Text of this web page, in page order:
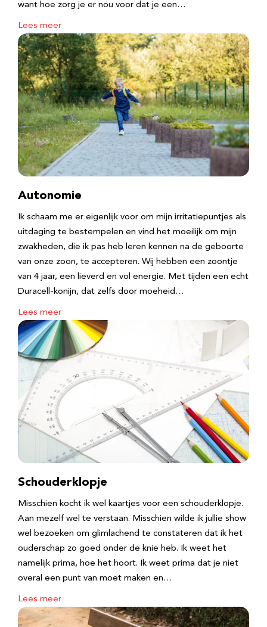
want hoe zorg je er nou voor dat je een…
Lees meer
Autonomie
Ik schaam me er eigenlijk voor om mijn irritatiepuntjes als
uitdaging te bestempelen en vind het moeilijk om mijn
zwakheden, die ik pas heb leren kennen na de geboorte
van onze zoon, te accepteren. Wij hebben een zoontje
van 4 jaar, een lieverd en vol energie. Met tijden een echt
Duracell-konijn, dat zelfs door moeheid…
Lees meer
Schouderklopje
Misschien kocht ik wel kaartjes voor een schouderklopje.
Aan mezelf wel te verstaan. Misschien wilde ik jullie show
wel bezoeken om glimlachend te constateren dat ik het
ouderschap zo goed onder de knie heb. Ik weet het
namelijk prima, hoe het hoort. Ik weet prima dat je niet
overal een punt van moet maken en…
Lees meer